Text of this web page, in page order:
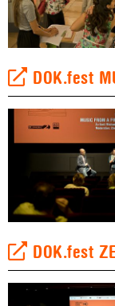
DOK.fest
DOK.fest